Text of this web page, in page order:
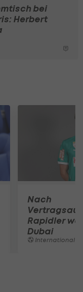
bei
Herbert
Nach
Rapidler
Dubai
International